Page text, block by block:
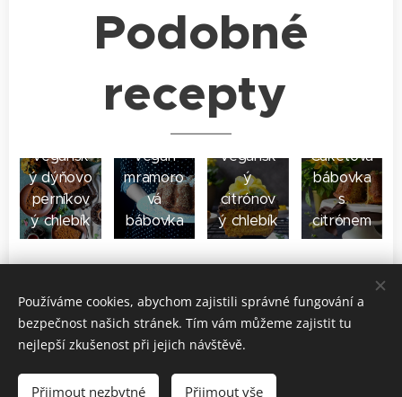
Podobné
recepty
Vegansk
ý dýňovo
perníkov
ý chlebík
Vegan
mramoro
vá
bábovka
Vegansk
ý
citrónov
ý chlebík
Cuketová
bábovka
s
citrónem
Používáme cookies, abychom zajistili správné fungování a
bezpečnost našich stránek. Tím vám můžeme zajistit tu
nejlepší zkušenost při jejich návštěvě.
Přijmout nezbytné Přijmout vše